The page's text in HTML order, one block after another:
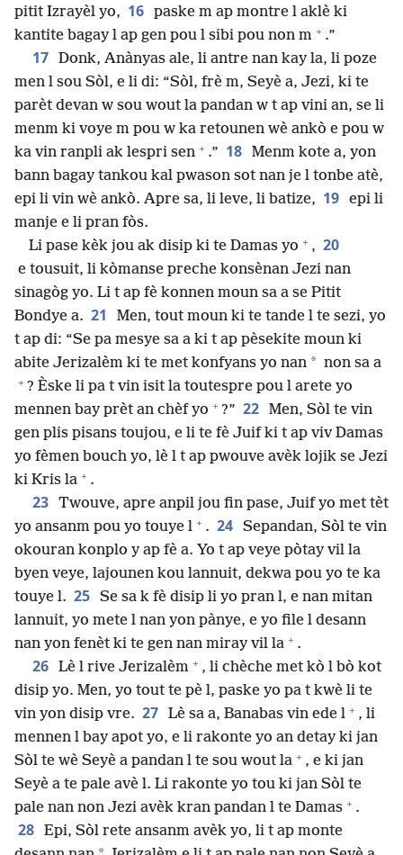
pitit Izrayèl yo, 16 paske m ap montre l aklè ki
kantite bagay l ap gen pou l sibi pou non m + .”
17 Donk, Anànyas ale, li antre nan kay la, li poze
men l sou Sòl, e li di: “Sòl, frè m, Seyè a, Jezi, ki te
parèt devan w sou wout la pandan w t ap vini an, se li
menm ki voye m pou w ka retounen wè ankò e pou w
ka vin ranpli ak lespri sen + .” 18 Menm kote a, yon
bann bagay tankou kal pwason sot nan je l tonbe atè,
epi li vin wè ankò. Apre sa, li leve, li batize, 19 epi li
manje e li pran fòs.
Li pase kèk jou ak disip ki te Damas yo + , 20
e tousuit, li kòmanse preche konsènan Jezi nan
sinagòg yo. Li t ap fè konnen moun sa a se Pitit
Bondye a. 21
Men, tout moun ki te tande l te sezi, yo
t ap di: “Se pa mesye sa a ki t ap pèsekite moun ki
abite Jerizalèm ki te met konfyans yo nan * non sa a
+ ? Èske li pa t vin isit la toutespre pou l arete yo
mennen bay prèt an chèf yo + ?” 22 Men, Sòl te vin
gen plis pisans toujou, e li te fè Juif ki t ap viv Damas
yo fèmen bouch yo, lè l t ap pwouve avèk lojik se Jezi
ki Kris la + .
23 Twouve, apre anpil jou fin pase, Juif yo met tèt
yo ansanm pou yo touye l + . 24 Sepandan, Sòl te vin
okouran konplo y ap fè a. Yo t ap veye pòtay vil la
byen veye, lajounen kou lannuit, dekwa pou yo te ka
touye l. 25 Se sa k fè disip li yo pran l, e nan mitan
lannuit, yo mete l nan yon pànye, e yo file l desann
nan yon fenèt ki te gen nan miray vil la + .
26 Lè l rive Jerizalèm + , li chèche met kò l bò kot
disip yo. Men, yo tout te pè l, paske yo pa t kwè li te
vin yon disip vre. 27 Lè sa a, Banabas vin ede l + , li
mennen l bay apot yo, e li rakonte yo an detay ki jan
Sòl te wè Seyè a pandan l te sou wout la + , e ki jan
Seyè a te pale avè l. Li rakonte yo tou ki jan Sòl te
pale nan non Jezi avèk kran pandan l te Damas + .
28 Epi, Sòl rete ansanm avèk yo, li t ap monte